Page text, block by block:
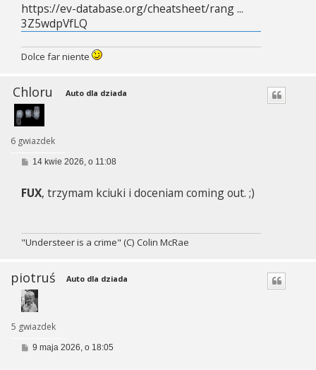
https://ev-database.org/cheatsheet/rang ...
3Z5wdpVfLQ
Dolce far niente
Chloru
6 gwiazdek
Auto dla dziada
P
t
14 kwie 2026, o 11:08
FUX, trzymam kciuki i doceniam coming out. ;)
"Understeer is a crime" (C) Colin McRae
piotruś
5 gwiazdek
Auto dla dziada
P9 maja 2026, o 18:05